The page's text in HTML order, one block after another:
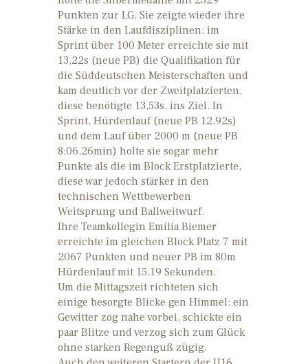
Punkten zur LG. Sie zeigte wieder ihre
Stärke in den Laufdisziplinen: im
Sprint über 100 Meter erreichte sie mit
13,22s (neue PB) die Qualifikation für
die Süddeutschen Meisterschaften und
kam deutlich vor der Zweitplatzierten,
diese benötigte 13,53s, ins Ziel. In
Sprint, Hürdenlauf (neue PB 12,92s)
und dem Lauf über 2000 m (neue PB
8:06,26min) holte sie sogar mehr
Punkte als die im Block Erstplatzierte,
diese war jedoch stärker in den
technischen Wettbewerben
Weitsprung und Ballweitwurf.
Ihre Teamkollegin Emilia Biemer
erreichte im gleichen Block Platz 7 mit
2067 Punkten und neuer PB im 80m
Hürdenlauf mit 15,19 Sekunden.
Um die Mittagszeit richteten sich
einige besorgte Blicke gen Himmel: ein
Gewitter zog nahe vorbei, schickte ein
paar Blitze und verzog sich zum Glück
ohne starken Regenguß zügig.